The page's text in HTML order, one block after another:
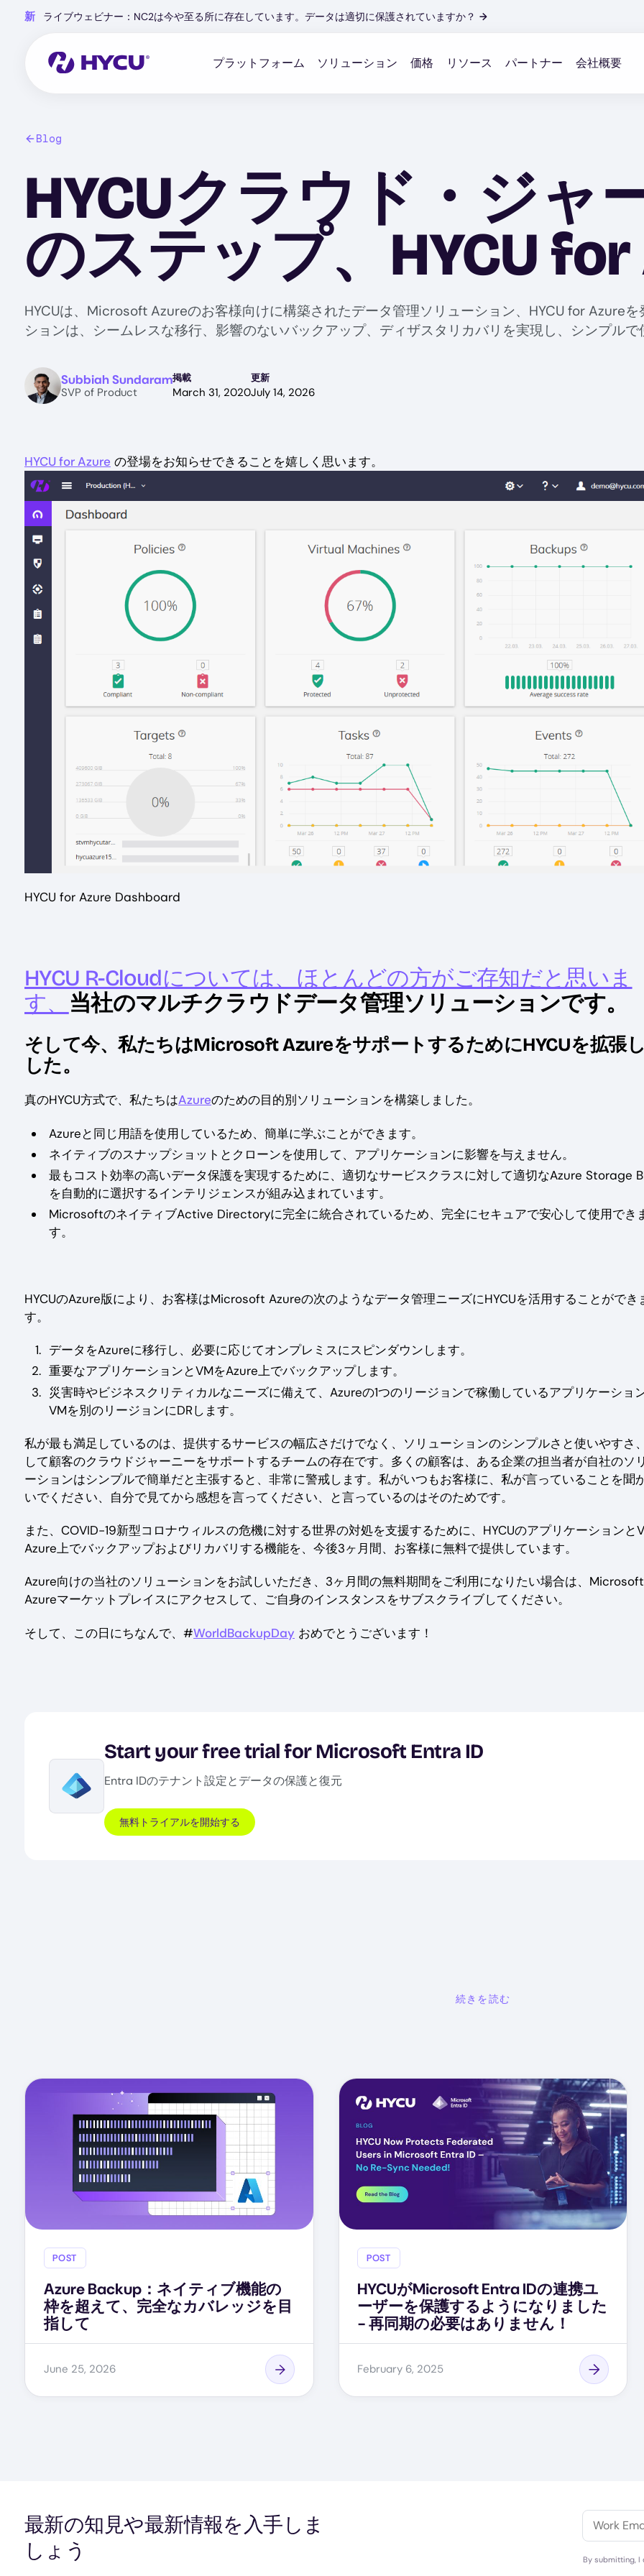
新 ライブウェビナー：NC2は今や至る所に存在しています。データは適切に保護されていますか？ →
プラットフォーム ソリューション 価格 リソース パートナー 会社概要
Blog
HYCUクラウド・ジャ
のステップ、HYCU
HYCUは、Microsoft Azureのお客様向けに構築されたデータ管理ソリューション、HYCU for Azure
ションは、シームレスな移行、影響のないバックアップ、ディザスタリカバリを実現し、シンプルで
ImageSubbiah Sundaram
SVP of Product
掲載
March 31, 2020
更新
July 14, 2026
HYCU for Azure の登場をお知らせできることを嬉しく思います。
HYCU for Azure Dashboard
HYCU R-Cloudについては、ほとんどの方がご存知だと思いま
す、 当社のマルチクラウドデータ管理ソリューションです。
そして今、私たちはMicrosoft AzureをサポートするためにHYCUを拡張
した。
真のHYCU方式で、私たちはAzureのための目的別ソリューションを構築しました。
Azureと同じ用語を使用しているため、簡単に学ぶことができます。
ネイティブのスナップショットとクローンを使用して、アプリケーションに影響を与えません。
最もコスト効率の高いデータ保護を実現するために、適切なサービスクラスに対して適切なAzure Storage
を自動的に選択するインテリジェンスが組み込まれています。
MicrosoftのネイティブActive Directoryに完全に統合されているため、完全にセキュアで安心して使用でき
す。
HYCUのAzure版により、お客様はMicrosoft Azureの次のようなデータ管理ニーズにHYCUを活用することができ
す。
データをAzureに移行し、必要に応じてオンプレミスにスピンダウンします。
重要なアプリケーションとVMをAzure上でバックアップします。
災害時やビジネスクリティカルなニーズに備えて、Azureの1つのリージョンで稼働しているアプリケーショ
VMを別のリージョンにDRします。
私が最も満足しているのは、提供するサービスの幅広さだけでなく、ソリューションのシンプルさと使いやすさ
して顧客のクラウドジャーニーをサポートするチームの存在です。多くの顧客は、ある企業の担当者が自社のソ
ーションはシンプルで簡単だと主張すると、非常に警戒します。私がいつもお客様に、私が言っていることを聞
いでください、自分で見てから感想を言ってください、と言っているのはそのためです。
また、COVID-19新型コロナウィルスの危機に対する世界の対処を支援するために、HYCUのアプリケーションと
Azure上でバックアップおよびリカバリする機能を、今後3ヶ月間、お客様に無料で提供しています。
Azure向けの当社のソリューションをお試しいただき、3ヶ月間の無料期間をご利用になりたい場合は、Microsoft
Azureマーケットプレイスにアクセスして、ご自身のインスタンスをサブスクライブしてください。
そして、この日にちなんで、#WorldBackupDay おめでとうございます！
Image
Start your free trial for Microsoft Entra ID
Entra IDのテナント設定とデータの保護と復元
無料トライアルを開始する
続きを読む
POST
Azure Backup：ネイティブ機能の
枠を超えて、完全なカバレッジを目
指して
June 25, 2026
POST
HYCUがMicrosoft Entra IDの連携ユ
ーザーを保護するようになりました
- 再同期の必要はありません！
February 6, 2025
最新の知見や最新情報を入手しま
しょう
By submitting, I